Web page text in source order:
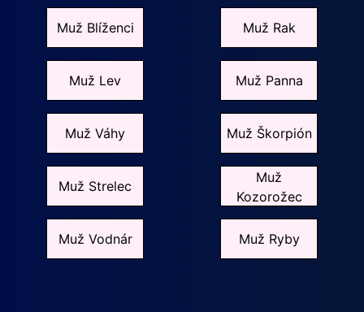
Muž Blíženci Muž Rak
Muž Lev Muž Panna
Muž Váhy Muž Škorpión
Muž Strelec
Muž
Kozorožec
Muž Vodnár Muž Ryby